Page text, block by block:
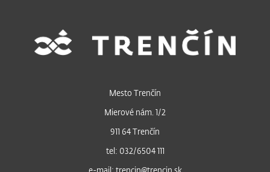
Mesto Trenčín
Mierové nám. 1/2
911 64 Trenčín
tel: 032/6504 111
e-mail: trencin@trencin.sk